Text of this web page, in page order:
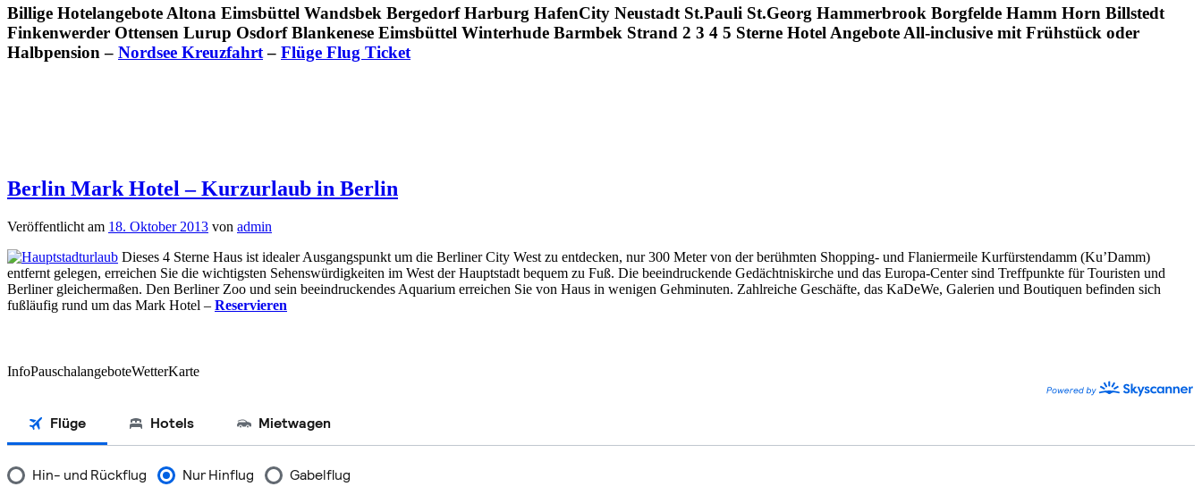
Billige Hotelangebote Altona Eimsbüttel Wandsbek Bergedorf Harburg HafenCity Neustadt St.Pauli St.Georg Hammerbrook Borgfelde Hamm Horn Billstedt
Finkenwerder Ottensen Lurup Osdorf Blankenese Eimsbüttel Winterhude Barmbek Strand 2 3 4 5 Sterne Hotel Angebote All-inclusive mit Frühstück oder
Halbpension – Nordsee Kreuzfahrt– Flüge Flug Ticket
Berlin Mark Hotel – Kurzurlaub in Berlin
Veröffentlicht am 18. Oktober 2013 von admin
Dieses 4 Sterne Haus ist idealer Ausgangspunkt um die Berliner City West zu entdecken, nur 300 Meter von der berühmten Shopping- und Flaniermeile Kurfürstendamm (Ku’Damm)
entfernt gelegen, erreichen Sie die wichtigsten Sehenswürdigkeiten im West der Hauptstadt bequem zu Fuß. Die beeindruckende Gedächtniskirche und das Europa-Center sind Treffpunkte für Touristen und
Berliner gleichermaßen. Den Berliner Zoo und sein beeindruckendes Aquarium erreichen Sie von Haus in wenigen Gehminuten. Zahlreiche Geschäfte, das KaDeWe, Galerien und Boutiquen befinden sich
fußläufig rund um das Mark Hotel – Reservieren
InfoPauschalangeboteWetterKarte